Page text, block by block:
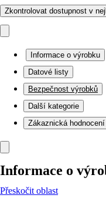
Zkontrolovat dostupnost v
Informace o výrobku
Datové listy
Bezpečnost výrobků
Další kategorie
Zákaznická hodnocení
Informace o
Přeskočit oblast